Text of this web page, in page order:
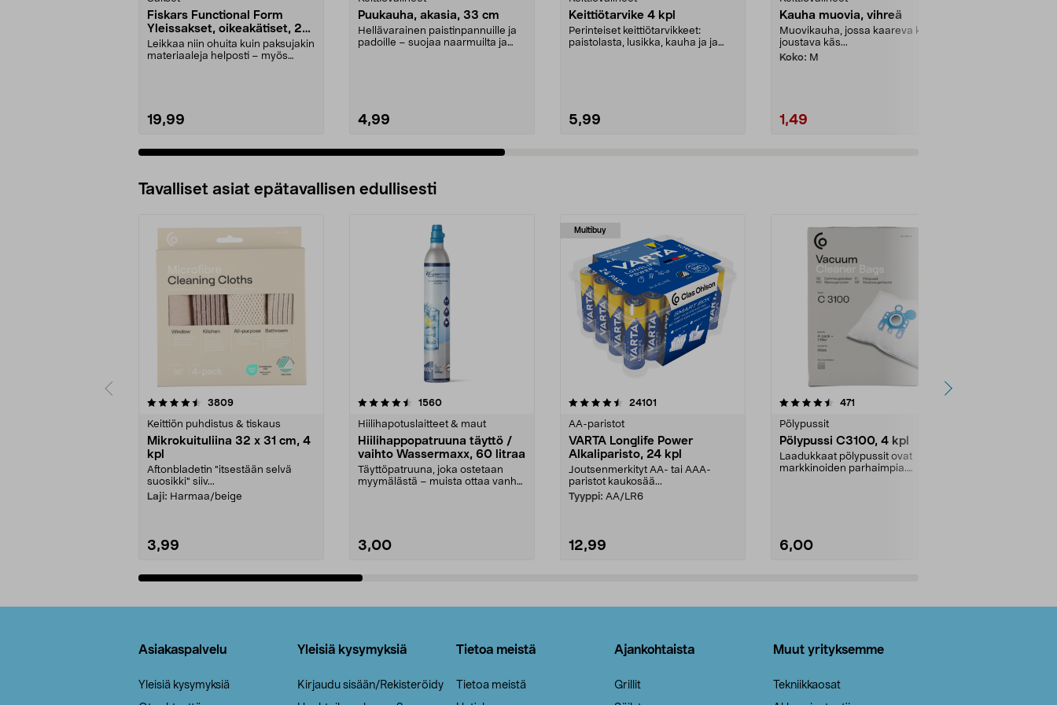
Fiskars Functional Form
Yleissakset, oikeakätiset, 21
cm
Leikkaa niin ohuita kuin paksujakin
materiaaleja helposti – myös
19,99
Puukauha, akasia, 33 cm
Hellävarainen paistinpannuille ja
padoille – suojaa naarmuilta ja
4,99
Keittiötarvike 4 kpl
Perinteiset keittiötarvikkeet:
paistolasta, lusikka, kauha ja ja
5,99
Kauha muovia, vihreä
Muovikauha, jossa kaareva kahva,
joustava käs...
Koko: M
1,49
Tavalliset asiat epätavallisen edullisesti
3809arvostelut
Keittiön puhdistus & tiskaus
Mikrokuituliina 32 x 31 cm, 4
kpl
Aftonbladetin "itsestään selvä
suosikki" siiv...
Laji: Harmaa/beige
3,99
4.5viidestä
1560arvostelut
Hiilihapotuslaitteet & maut
Hiilihappopatruuna täyttö /
vaihto Wassermaxx, 60 litraa
Täyttöpatruuna, joka ostetaan
myymälästä – muista ottaa vanha
3,00
Multibuy
4.5viidestä
24101
AA-paristot
VARTA Longlife Power
Alkaliparisto, 24 kpl
Joutsenmerkityt AA- tai AAA-
paristot kaukosää...
Tyyppi: AA/LR6
12,99
4.5viidestä
471
Pölypussit
Pölypussi C3100, 4 kpl
Laadukkaat pölypussit ovat
markkinoiden parhaimpia.
6,00
4.5viidestä
Asiakaspalvelu
Yleisiä kysymyksiä
Yleisiä kysymyksiä
Kirjaudu sisään/Rekisteröidy
Tietoa meistä
Tietoa meistä
Ajankohtaista
Grillit
Muut yrityksemme
Tekniikkaosat